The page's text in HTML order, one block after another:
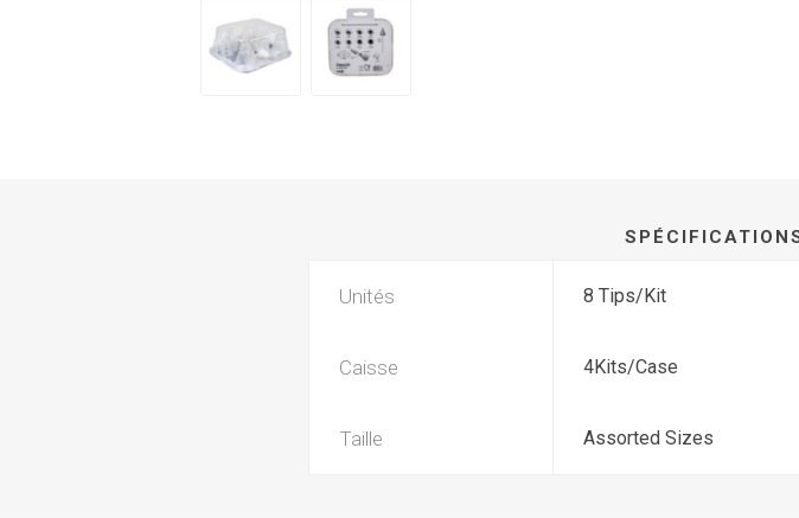
Unités 8 Tips/Kit
Caisse 4Kits/Case
Taille Assorted Sizes